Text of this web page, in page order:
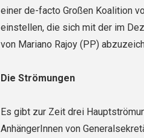
einer de-facto Großen Koalition
einstellen, die sich mit der im
von Mariano Rajoy (PP)
Die Strömungen
Es gibt zur Zeit drei
AnhängerInnen von